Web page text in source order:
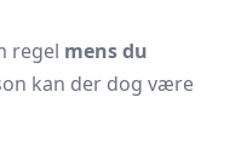
regel mens du
kan der dog være